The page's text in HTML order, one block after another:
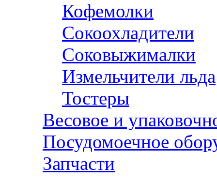
Кофемолки
Сокоохладители
Соковыжималки
Измельчители льда
Тостеры
Весовое и
Посудомоечное
Запчасти